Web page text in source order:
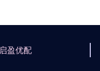
启盈优配